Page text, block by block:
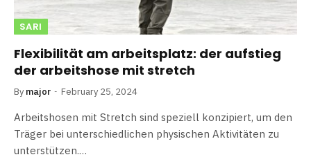
SARI
Flexibilität am arbeitsplatz: der aufstieg
der arbeitshose mit stretch
By major February 25, 2024
Arbeitshosen mit Stretch sind speziell konzipiert, um den
Träger bei unterschiedlichen physischen Aktivitäten zu
unterstützen.…